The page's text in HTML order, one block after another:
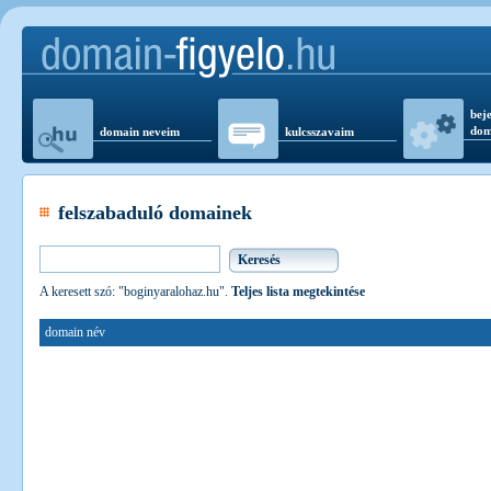
domain neveim kulcsszavaim
felszabaduló domainek
A keresett szó: "boginyaralohaz.hu". Teljes lista megtekintése
domain név